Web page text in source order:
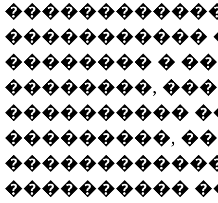
�����������
�������� �
��������,
����������
���������,
����������